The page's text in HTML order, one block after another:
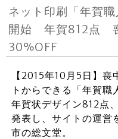
ネット印刷「年賀
開始 年賀812点
30%OFF
【2015年10月5日】
トからできる「年賀
年賀状デザイン812点
発表し、サイトの運営
市の総文堂。